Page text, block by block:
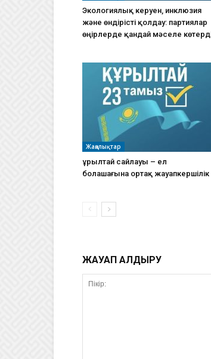
Экологиялық керуен, инклюзия
және өндірісті қолдау: партиялар
өңірлерде қандай мәселе
Жаңалықтар
Құрылтай сайлауы – ел
болашағына ортақ жауапкершілік
ЖАУАП ҚАЛДЫРУ